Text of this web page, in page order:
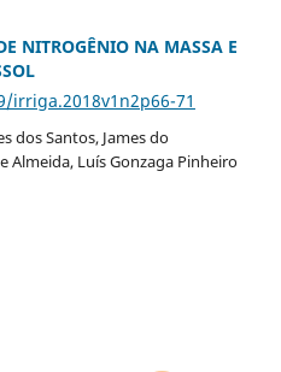
NITROGÊNIO NA MASSA E
71
dos Santos, James do
Almeida, Luís Gonzaga Pinheiro